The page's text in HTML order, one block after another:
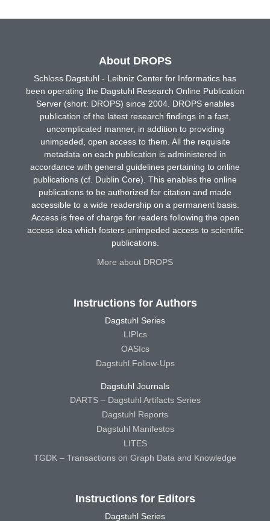
About DROPS
Schloss Dagstuhl - Leibniz Center for Informatics has
been operating the Dagstuhl Research Online Publication
Server (short: DROPS) since 2004. DROPS enables
publication of the latest research findings in a fast,
uncomplicated manner, in addition to providing
unimpeded, open access to them. All the requisite
metadata on each publication is administered in
accordance with general guidelines pertaining to online
publications (cf. Dublin Core). This enables the online
publications to be authorized for citation and made
accessible to a wide readership on a permanent basis.
Access is free of charge for readers following the open
access idea which fosters unimpeded access to scientific
publications.
More about DROPS
Instructions for Authors
Dagstuhl Series
LIPIcs
OASIcs
Dagstuhl Follow-Ups
Dagstuhl Journals
DARTS – Dagstuhl Artifacts Series
Dagstuhl Reports
Dagstuhl Manifestos
LITES
TGDK – Transactions on Graph Data and Knowledge
Instructions for Editors
Dagstuhl Series